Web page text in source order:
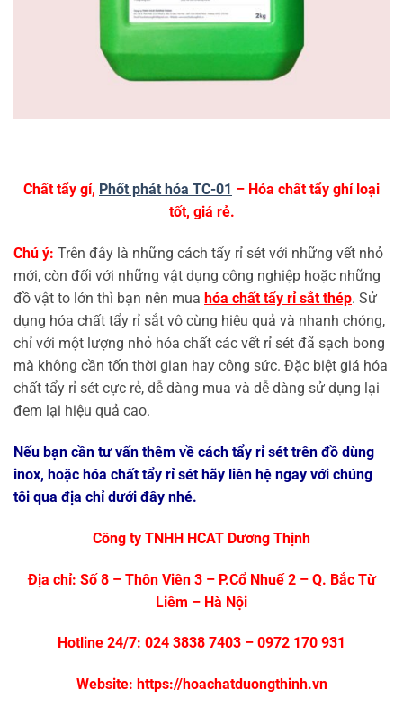
Chất tẩy gỉ, Phốt phát hóa TC-01 – Hóa chất tẩy ghỉ loại
tốt, giá rẻ.
Chú ý: Trên đây là những cách tẩy rỉ sét với những vết nhỏ
mới, còn đối với những vật dụng công nghiệp hoặc những
đồ vật to lớn thì bạn nên mua hóa chất tẩy rỉ sắt thép. Sử
dụng hóa chất tẩy rỉ sắt vô cùng hiệu quả và nhanh chóng,
chỉ với một lượng nhỏ hóa chất các vết rỉ sét đã sạch bong
mà không cần tốn thời gian hay công sức. Đặc biệt giá hóa
chất tẩy rỉ sét cực rẻ, dễ dàng mua và dễ dàng sử dụng lại
đem lại hiệu quả cao.
Nếu bạn cần tư vấn thêm về cách tẩy rỉ sét trên đồ dùng
inox, hoặc hóa chất tẩy rỉ sét hãy liên hệ ngay với chúng
tôi qua địa chỉ dưới đây nhé.
Công ty TNHH HCAT Dương Thịnh
Địa chỉ: Số 8 – Thôn Viên 3 – P.Cổ Nhuế 2 – Q. Bắc Từ
Liêm – Hà Nội
Hotline 24/7: 024 3838 7403 – 0972 170 931
Website: https://hoachatduongthinh.vn